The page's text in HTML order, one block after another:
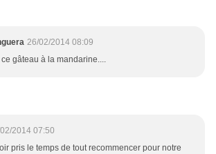
26/02/2014 08:09
gâteau à la mandarine....
2014 07:50
pris le temps de tout recommencer pour notre